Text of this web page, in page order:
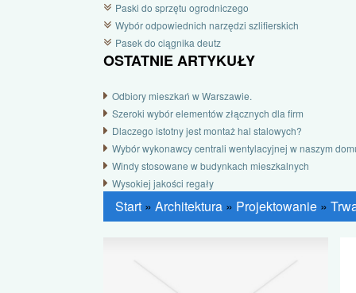
Paski do sprzętu ogrodniczego
Wybór odpowiednich narzędzi szlifierskich
Pasek do ciągnika deutz
OSTATNIE ARTYKUŁY
Odbiory mieszkań w Warszawie.
Szeroki wybór elementów złącznych dla firm
Dlaczego istotny jest montaż hal stalowych?
Wybór wykonawcy centrali wentylacyjnej w naszym
Windy stosowane w budynkach mieszkalnych
Wysokiej jakości regały
Start » Architektura » Projektowanie »